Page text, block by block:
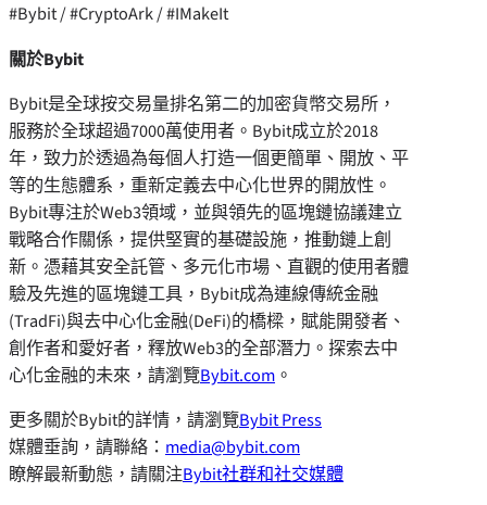
#Bybit / #CryptoArk / #IMakeIt
關於Bybit
Bybit是全球按交易量排名第二的加密貨幣交易所，
服務於全球超過7000萬使用者。Bybit成立於2018
年，致力於透過為每個人打造一個更簡單、開放、平
等的生態體系，重新定義去中心化世界的開放性。
Bybit專注於Web3領域，並與領先的區塊鏈協議建立
戰略合作關係，提供堅實的基礎設施，推動鏈上創
新。憑藉其安全託管、多元化市場、直觀的使用者體
驗及先進的區塊鏈工具，Bybit成為連線傳統金融
(TradFi)與去中心化金融(DeFi)的橋樑，賦能開發者、
創作者和愛好者，釋放Web3的全部潛力。探索去中
心化金融的未來，請瀏覽Bybit.com 。
更多關於Bybit的詳情，請瀏覽Bybit Press
媒體垂詢，請聯絡： media@bybit.com
瞭解最新動態，請關注Bybit社群和社交媒體